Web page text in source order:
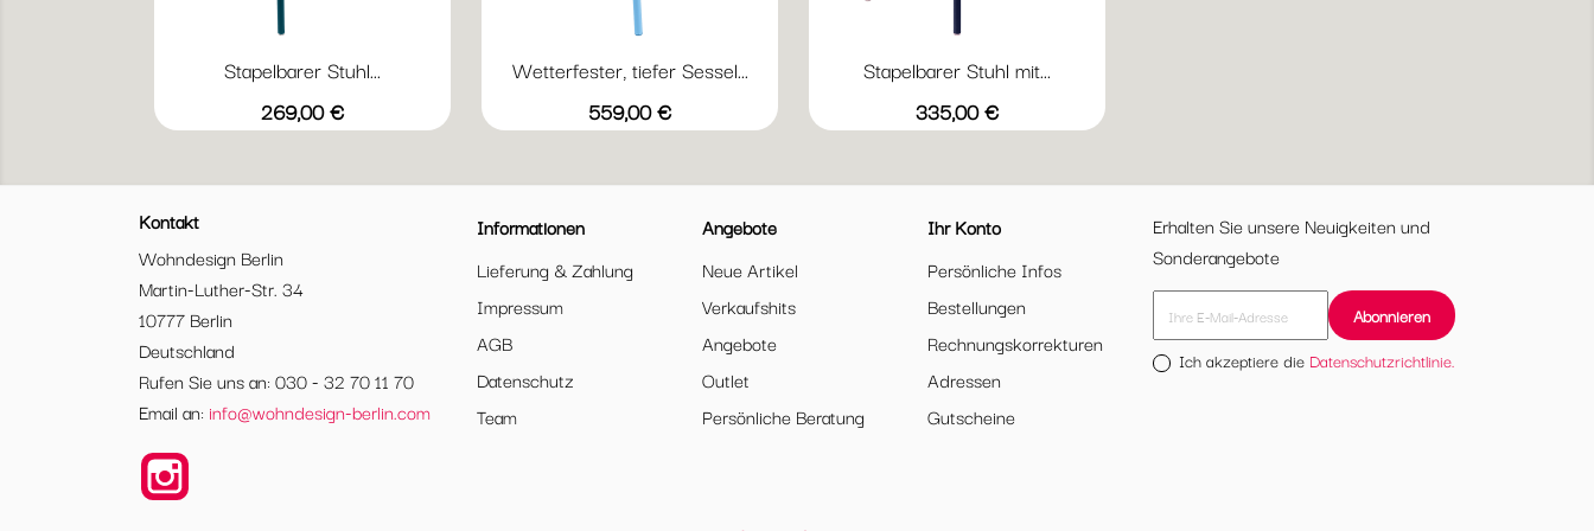
Stapelbarer Stuhl...
Preis
269,00 €
Vorschau
AbyssblauAcapulcoblau
Anthrazit
Chili Gewittergrau
Wetterfester, tiefer Sessel...
Preis
559,00 €
Vorschau
AbyssblauAcapulcoblau
Anthrazit
Chili Gewittergrau
Stapelbarer Stuhl mit...
Preis
335,00 €
Vorschau
AbyssblauAcapulcoblau
Anthrazit
Chili Gewittergrau
Kontakt
Wohndesign Berlin
Martin-Luther-Str. 34
10777 Berlin
Deutschland
Rufen Sie uns an: 030 - 32 70 11 70
Email an: info@wohndesign-berlin.com
Informationen
Lieferung & Zahlung
Impressum
AGB
Datenschutz
Team
Angebote
Neue Artikel
Verkaufshits
Angebote
Outlet
Persönliche Beratung
Ihr Konto
Persönliche Infos
Bestellungen
Rechnungskorrekturen
Adressen
Gutscheine
Erhalten Sie unsere Neuigkeiten und
Sonderangebote
Ich akzeptiere die Datenschutzrichtlinie.